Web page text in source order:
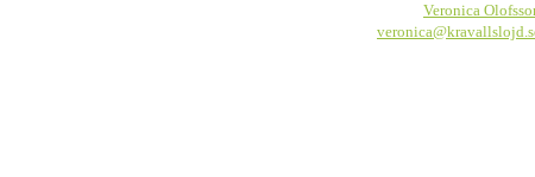
Veronica